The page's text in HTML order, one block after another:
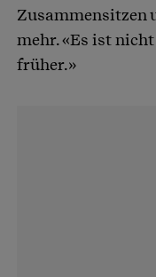
Zusammensitzen
mehr. «Es ist
früher.»